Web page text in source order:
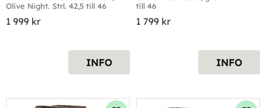
Olive Night. Strl. 42,5 till 46
1 999 kr
INFO
till 46
1 799 kr
INFO